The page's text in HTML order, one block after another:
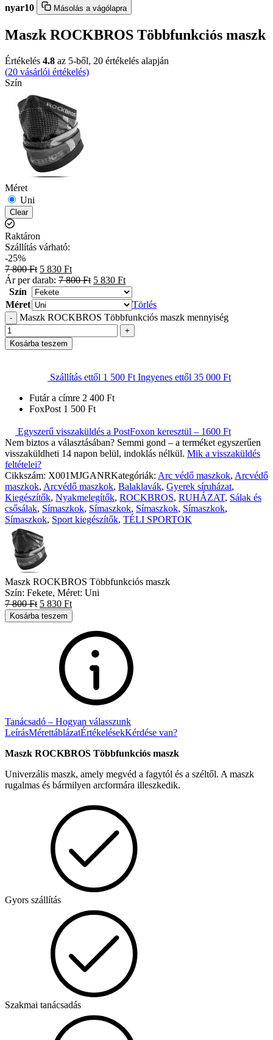
nyar10
Másolás a vágólapra
Maszk ROCKBROS Többfunkciós maszk
Értékelés 4.8 az 5-ből, 20 értékelés alapján
(20 vásárlói értékelés)
Szín
Méret
Uni
Clear
Raktáron
Szállítás várható:
-25%
7 800Ft 5 830 Ft
Ár per darab: 7 800Ft 5 830 Ft
Szín
Méret
Törlés
Maszk ROCKBROS Többfunkciós maszk mennyiség
Kosárba teszem
Szállítás ettől 1 500 Ft Ingyenes ettől 35 000 Ft
Futár a címre 2 400 Ft
FoxPost 1 500 Ft
Egyszerű visszaküldés a PostFoxon keresztül – 1600 Ft
Nem biztos a választásában? Semmi gond – a terméket egyszerűen
visszaküldheti 14 napon belül, indoklás nélkül. Mik a visszaküldés
feltételei?
Cikkszám: X001MJGANRKategóriák: Arc védő maszkok, Arcvédő
maszkok, Arcvédő maszkok, Balaklavák, Gyerek síruházat,
Kiegészítők, Nyakmelegítők, ROCKBROS, RUHÁZAT, Sálak és
csősálak, Símaszkok, Símaszkok, Símaszkok, Símaszkok,
Símaszkok, Sport kiegészítők, TÉLI SPORTOK
Maszk ROCKBROS Többfunkciós maszk
Szín: Fekete, Méret: Uni
7 800Ft 5 830 Ft
Kosárba teszem
Tanácsadó – Hogyan válasszunk
LeírásMérettáblázatÉrtékelésekKérdése van?
Maszk ROCKBROS Többfunkciós maszk
Univerzális maszk, amely megvéd a fagytól és a széltől. A maszk
rugalmas és bármilyen arcformára illeszkedik.
Gyors szállítás
Szakmai tanácsadás